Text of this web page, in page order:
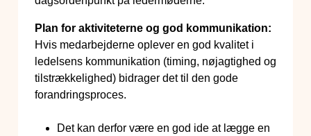
Plan for aktiviteterne og god kommunikation:
Hvis medarbejderne oplever en god kvalitet i
ledelsens kommunikation (timing, nøjagtighed og
tilstrækkelighed) bidrager det til den gode
forandringsproces.
Det kan derfor være en god ide at lægge en